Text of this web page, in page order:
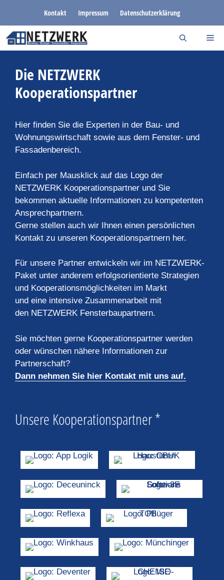
springen
Kontakt Impressum Datenschutzerklärung
Die NETZWERK
Kooperationspartner
Hier finden Sie die Experten in der Bau- und
Wohnungswirtschaft sowie aus dem Fenster- und
Fassadenbereich.
Einfach per Mausklick auf das Logo der
NETZWERK Kooperationspartner und Sie
bekommen aktuelle Informationen zu kompetenten
Ansprechpartnern.
Gerne stellen auch wir Ihnen einen persönlichen
Kontakt zu unseren Kooperationspartnern her.
Für unsere Partner entwickeln wir im NETZWERK-
Paket unter anderem erfolgsorientierte Strategien
und Kooperationsmöglichkeiten im Markt
und eine intensive Zusammenarbeit mit
den NETZWERK Fensterbaupartnern.
Sie möchten gerne Kooperationspartner werden
oder wünschen nähere Informationen zur
Partnerschaft?
Dann nehmen Sie hier Kontakt mit uns auf.
Unsere Kooperationspartner *